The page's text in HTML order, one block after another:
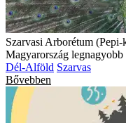
Szarvasi Arborétum (Pepi-
Magyarország
Dél-Alföld Szarvas
Bővebben